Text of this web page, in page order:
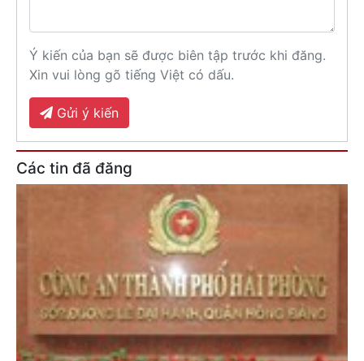
Ý kiến của bạn sẽ được biên tập trước khi đăng.
Xin vui lòng gõ tiếng Việt có dấu.
Gửi ý kiến
Các tin đã đăng